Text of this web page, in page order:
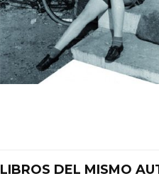
LIBROS DEL MISMO